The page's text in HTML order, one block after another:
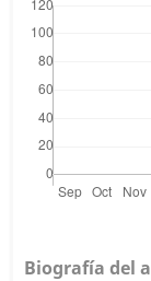
Biografía del